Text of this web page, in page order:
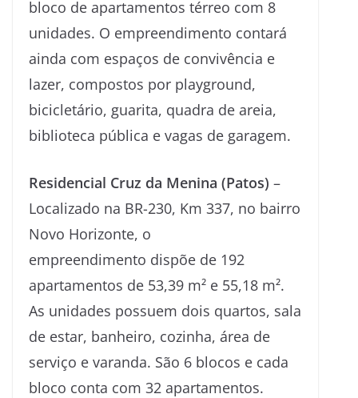
bloco de apartamentos térreo com 8
unidades. O empreendimento contará
ainda com espaços de convivência e
lazer, compostos por playground,
bicicletário, guarita, quadra de areia,
biblioteca pública e vagas de garagem.
Residencial Cruz da Menina (Patos) –
Localizado na BR-230, Km 337, no bairro
Novo Horizonte, o
empreendimento dispõe de 192
apartamentos de 53,39 m² e 55,18 m².
As unidades possuem dois quartos, sala
de estar, banheiro, cozinha, área de
serviço e varanda. São 6 blocos e cada
bloco conta com 32 apartamentos.